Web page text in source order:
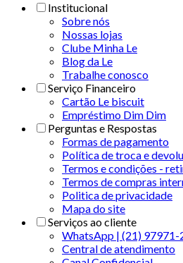
Institucional
Sobre nós
Nossas lojas
Clube Minha Le
Blog da Le
Trabalhe conosco
Serviço Financeiro
Cartão Le biscuit
Empréstimo Dim Dim
Perguntas e Respostas
Formas de pagamento
Política de troca e
Termos e condições -
Termos de compras
Politica de privacidade
Mapa do site
Serviços ao cliente
WhatsApp | (21) 97971-
Central de atendimento